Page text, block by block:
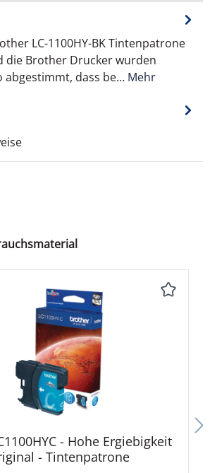
LC-1100HY-BK Tintenpatrone
die Brother Drucker wurden
abgestimmt, dass be… Mehr
überspringen
- Cyan - original - Tintenpatrone